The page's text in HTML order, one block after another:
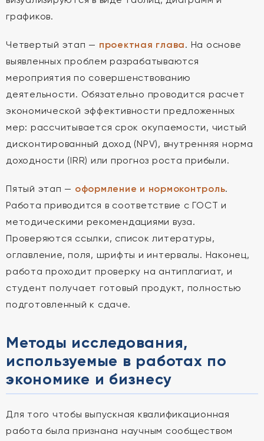
графиков.
Четвертый этап — проектная глава. На основе
выявленных проблем разрабатываются
мероприятия по совершенствованию
деятельности. Обязательно проводится расчет
экономической эффективности предложенных
мер: рассчитывается срок окупаемости, чистый
дисконтированный доход (NPV), внутренняя норма
доходности (IRR) или прогноз роста прибыли.
Пятый этап — оформление и нормоконтроль.
Работа приводится в соответствие с ГОСТ и
методическими рекомендациями вуза.
Проверяются ссылки, список литературы,
оглавление, поля, шрифты и интервалы. Наконец,
работа проходит проверку на антиплагиат, и
студент получает готовый продукт, полностью
подготовленный к сдаче.
Методы исследования,
используемые в работах по
экономике и бизнесу
Для того чтобы выпускная квалификационная
работа была признана научным сообществом